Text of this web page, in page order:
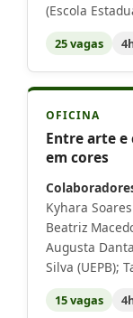
(Escola
25 vagas
OFICINA
Entre arte
em cores
Kyhara
Beatriz
Augusta
Silva (UEPB);
15 vagas